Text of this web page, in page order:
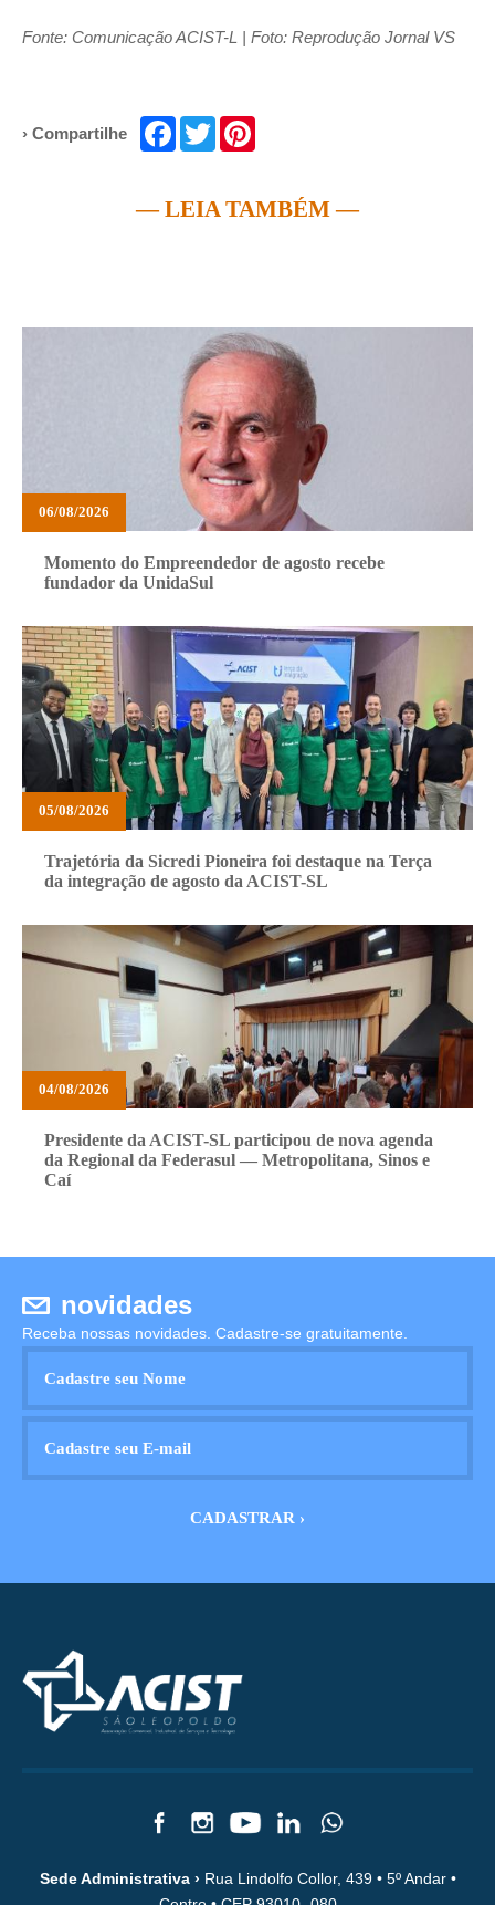
Fonte: Comunicação ACIST-L | Foto: Reprodução Jornal VS
› Compartilhe Facebook
Twitter
— LEIA TAMBÉM —
06/08/2026
Momento do Empreendedor de agosto recebe
fundador da UnidaSul
05/08/2026
Trajetória da Sicredi Pioneira foi destaque na Terça
da integração de agosto da ACIST-SL
04/08/2026
Presidente da ACIST-SL participou de nova agenda
da Regional da Federasul — Metropolitana, Sinos e
Caí
novidades
Receba nossas novidades. Cadastre-se gratuitamente.
Sede Administrativa › Rua Lindolfo Collor, 439 • 5º Andar •